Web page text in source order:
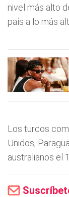
nivel más alto
país a lo más
Los turcos
Unidos,
australianos el